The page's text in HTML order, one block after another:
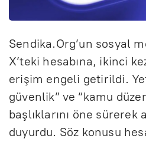
Sendika.Org’un sosyal
X’teki hesabına, ikinci
erişim engeli getirildi.
güvenlik” ve “kamu
başlıklarını öne sürerek
duyurdu. Söz konusu